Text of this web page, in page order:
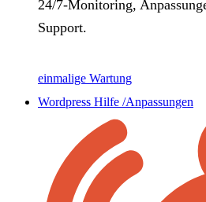
24/7‑Monitoring,
Support.
einmalige Wartung
Wordpress Hilfe /Anpassungen